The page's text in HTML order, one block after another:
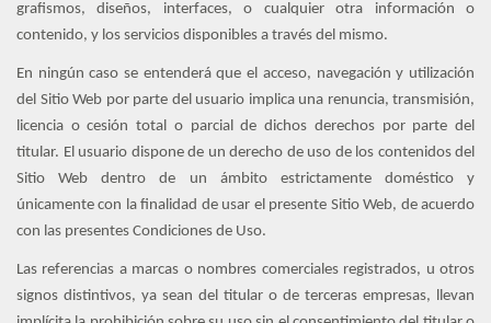
grafismos, diseños, interfaces, o cualquier otra información o
contenido, y los servicios disponibles a través del mismo.
En ningún caso se entenderá que el acceso, navegación y utilización
del Sitio Web por parte del usuario implica una renuncia, transmisión,
licencia o cesión total o parcial de dichos derechos por parte del
titular. El usuario dispone de un derecho de uso de los contenidos del
Sitio Web dentro de un ámbito estrictamente doméstico y
únicamente con la finalidad de usar el presente Sitio Web, de acuerdo
con las presentes Condiciones de Uso.
Las referencias a marcas o nombres comerciales registrados, u otros
signos distintivos, ya sean del titular o de terceras empresas, llevan